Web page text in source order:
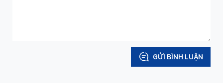
GỬI BÌNH LUẬN